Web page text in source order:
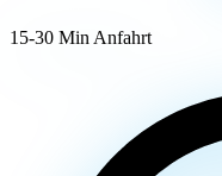
15-30 Min Anfahrt